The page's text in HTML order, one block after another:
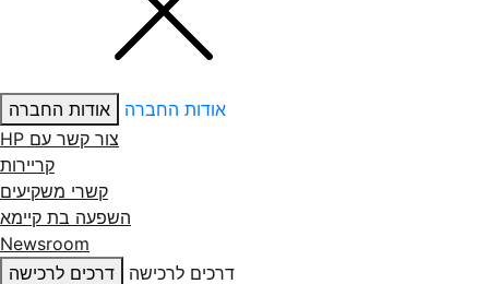
אודות החברה
אודות החברה
צור קשר עם ‏HP
קריירות
קשרי משקיעים
השפעה בת קיימא
Newsroom
דרכים לרכישה
דרכים לרכישה